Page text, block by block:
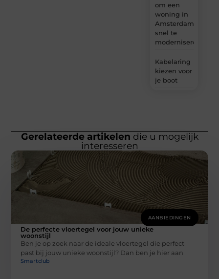
om een
woning in
Amsterdam
snel te
moderniseren
Kabelaring
kiezen voor
je boot
Gerelateerde artikelen die u mogelijk
interesseren
AANBIEDINGEN
De perfecte vloertegel voor jouw unieke
woonstijl
Ben je op zoek naar de ideale vloertegel die perfect
past bij jouw unieke woonstijl? Dan ben je hier aan
Smartclub